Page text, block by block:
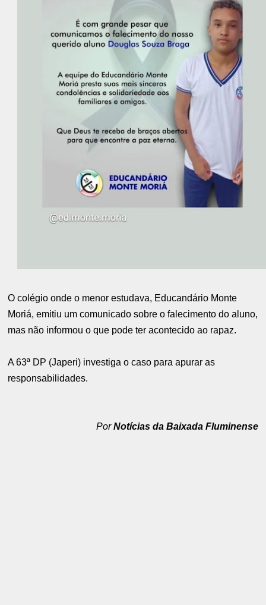
O colégio onde o menor estudava, Educandário Monte
Moriá, emitiu um comunicado sobre o falecimento do aluno,
mas não informou o que pode ter acontecido ao rapaz.
A 63ª DP (Japeri) investiga o caso para apurar as
responsabilidades.
PorNotícias da Baixada Fluminense